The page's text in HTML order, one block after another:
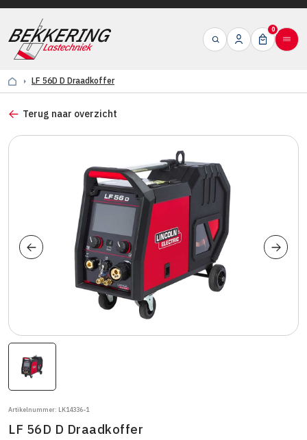
0
LF 56D D Draadkoffer
Terug naar overzicht
Artikelnummer: LK14336-1
LF 56D D Draadkoffer